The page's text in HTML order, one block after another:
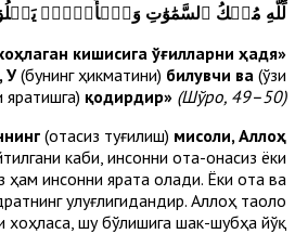
لِّلَّهِ مُلۡكُ ٱلسَّمَٰوَٰتِ وَٱلۡأَرۡضِۚ يَخۡلُقُ مَا
«Осмонлар ва Ернинг ҳукмронлиги Аллоҳга
кишисига ўғилларни ҳадя
У(бунинг ҳикматини) билувчи ва (ўзи
яратишга) қодирдир» (Шўро, 49–50)
(отасиз туғилиш) мисоли, Аллоҳ
каби, инсонни ота-онасиз ёки
инсонни ярата олади. Ёки ота ва
улуғлигидандир. Аллоҳ таоло
хоҳласа, шу бўлишига шак-шубҳа йўқ.